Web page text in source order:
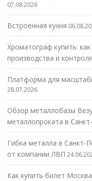
07.08.2026
Встроенная кухня
Хроматограф купить:
производства и
Платформа для
28.07.2026
Обзор металлобазы
металлопроката в
Гибка металла в Санкт-
от компании ЛВП
Как купить билет